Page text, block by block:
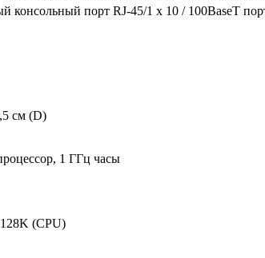
консольный порт RJ-45/1 x 10 / 100BaseT
см (D)
1 ГГц часы
(CPU)